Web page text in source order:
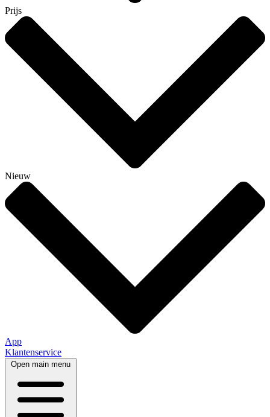
Prijs
Nieuw
App
Klantenservice
Open main menu